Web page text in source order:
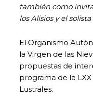
también como
los Alisios y el
El Organismo
la Virgen de las
propuestas de
programa de la
Lustrales.